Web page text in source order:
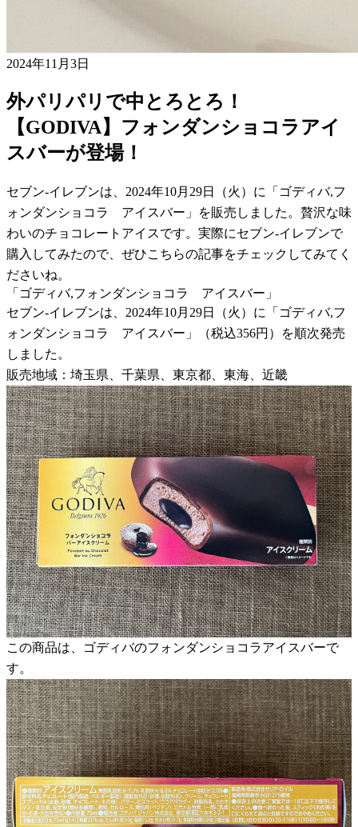
2024年11月3日
外パリパリで中とろとろ！
【GODIVA】フォンダンショコラアイ
スバーが登場！
セブン-イレブンは、2024年10月29日（火）に「ゴディバ,フ
ォンダンショコラ アイスバー」を販売しました。贅沢な味
わいのチョコレートアイスです。実際にセブン-イレブンで
購入してみたので、ぜひこちらの記事をチェックしてみてく
ださいね。
「ゴディバ,フォンダンショコラ アイスバー」
セブン-イレブンは、2024年10月29日（火）に「ゴディバ,フ
ォンダンショコラ アイスバー」（税込356円）を順次発売
しました。
販売地域：埼玉県、千葉県、東京都、東海、近畿
この商品は、ゴディバのフォンダンショコラアイスバーで
す。